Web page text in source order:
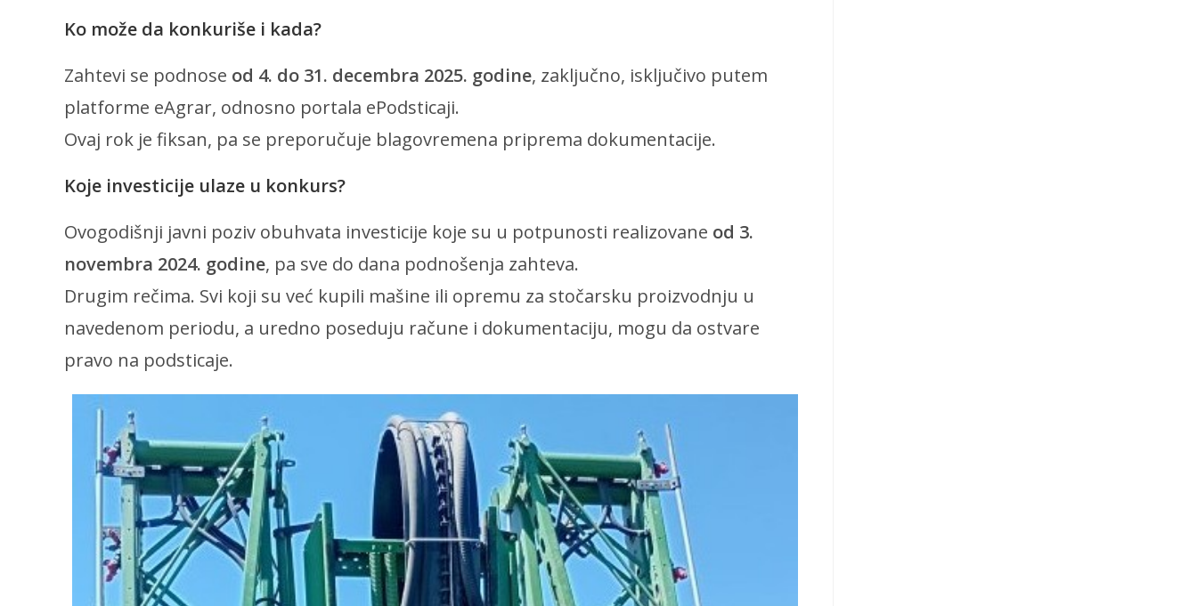
Ko može da konkuriše i kada?
Zahtevi se podnose od 4. do 31. decembra 2025. godine, zaključno, isključivo putem
platforme eAgrar, odnosno portala ePodsticaji.
Ovaj rok je fiksan, pa se preporučuje blagovremena priprema dokumentacije.
Koje investicije ulaze u konkurs?
Ovogodišnji javni poziv obuhvata investicije koje su u potpunosti realizovane od 3.
novembra 2024. godine, pa sve do dana podnošenja zahteva.
Drugim rečima. Svi koji su već kupili mašine ili opremu za stočarsku proizvodnju u
navedenom periodu, a uredno poseduju račune i dokumentaciju, mogu da ostvare
pravo na podsticaje.